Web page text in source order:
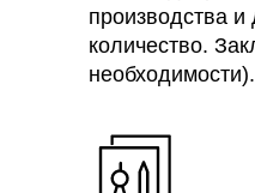
производства
количество.
необходимости).